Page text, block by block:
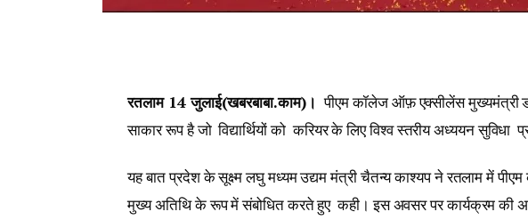
रतलाम 14 जुलाई(खबरबाबा.काम)।पीएम कॉलेज ऑफ़ एक्सीलेंस मुख्यमंत्री
साकार रूप है जो विद्यार्थियों को करियर के लिए विश्व स्तरीय अध्ययन सुविधा
यह बात प्रदेश के सूक्ष्म लघु मध्यम उद्यम मंत्री चैतन्य काश्यप ने रतलाम में
मुख्य अतिथि के रूप में संबोधित करते हुए कही। इस अवसर पर कार्यक्रम की